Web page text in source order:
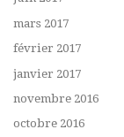
mars 2017
février 2017
janvier 2017
novembre 2016
octobre 2016